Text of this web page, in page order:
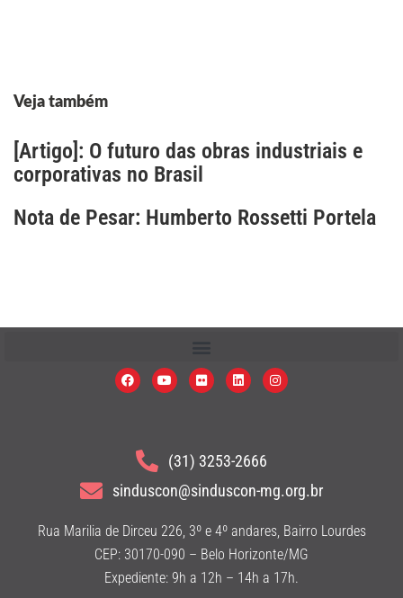
Veja também
[Artigo]: O futuro das obras industriais e
corporativas no Brasil
Nota de Pesar: Humberto Rossetti Portela
(31) 3253-2666
sinduscon@sinduscon-mg.org.br
Rua Marilia de Dirceu 226, 3º e 4º andares, Bairro Lourdes
CEP: 30170-090 – Belo Horizonte/MG
Expediente: 9h a 12h – 14h a 17h.